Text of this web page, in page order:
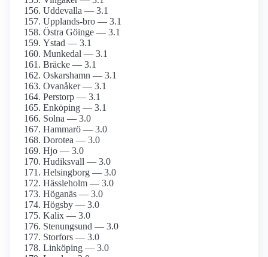
Uddevalla — 3.1
Upplands-bro — 3.1
Östra Göinge — 3.1
Ystad — 3.1
Munkedal — 3.1
Bräcke — 3.1
Oskarshamn — 3.1
Ovanåker — 3.1
Perstorp — 3.1
Enköping — 3.1
Solna — 3.0
Hammarö — 3.0
Dorotea — 3.0
Hjo — 3.0
Hudiksvall — 3.0
Helsingborg — 3.0
Hässleholm — 3.0
Höganäs — 3.0
Högsby — 3.0
Kalix — 3.0
Stenungsund — 3.0
Storfors — 3.0
Linköping — 3.0